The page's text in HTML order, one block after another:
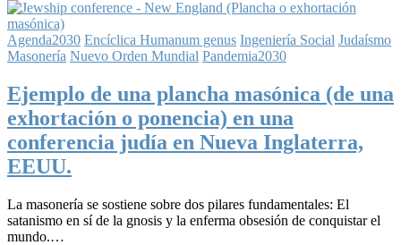
Agenda2030 Encíclica Humanum genus Ingeniería Social Judaísmo
Masonería Nuevo Orden Mundial Pandemia2030
Ejemplo de una plancha masónica (de una
exhortación o ponencia) en una
conferencia judía en Nueva Inglaterra,
EEUU.
La masonería se sostiene sobre dos pilares fundamentales: El
satanismo en sí de la gnosis y la enferma obsesión de conquistar el
mundo.…